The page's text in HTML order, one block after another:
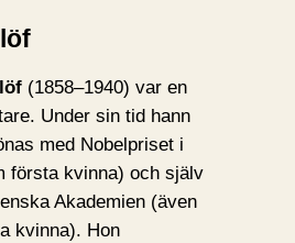
(1858–1940) var en
Under sin tid hann
med Nobelpriset i
första kvinna) och själv
Akademien (även
kvinna). Hon